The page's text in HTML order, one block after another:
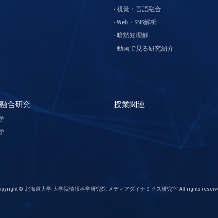
視覚・言語融合
Web・SNS解析
暗黙知理解
動画で見る研究紹介
合研究 授業関連
© 北海道大学 大学院情報科学研究院 メディアダイナミクス研究室 All rights